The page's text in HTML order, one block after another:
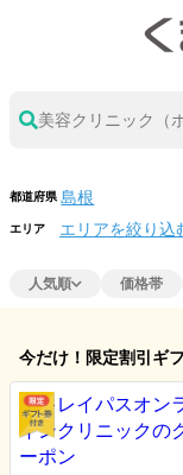
美容クリニック（
都道府県
エリア エリアを絞り込
人気順 価格帯
今だけ！限定割引ギ